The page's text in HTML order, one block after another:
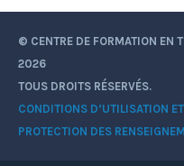
© CENTRE DE FORMATION EN
2026
TOUS DROITS RÉSERVÉS.
CONDITIONS D’UTILISATION
PROTECTION DES